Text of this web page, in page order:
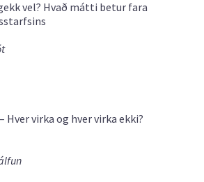
vel? Hvað mátti betur fara
virka og hver virka ekki?